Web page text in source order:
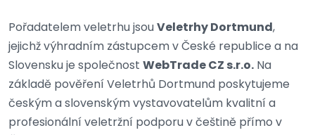
Pořadatelem veletrhu jsouVeletrhy Dortmund,
jejichž výhradním zástupcem v České republice a na
Slovensku je společnost WebTrade CZ s.r.o. Na
základě pověření Veletrhů Dortmund poskytujeme
českým a slovenským vystavovatelům kvalitní a
profesionální veletržní podporu v češtině přímo v